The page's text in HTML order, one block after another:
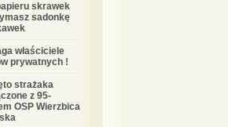
skrawek
sadonkę
właściciele
prywatnych !
strażaka
z 95-
OSP Wierzbica